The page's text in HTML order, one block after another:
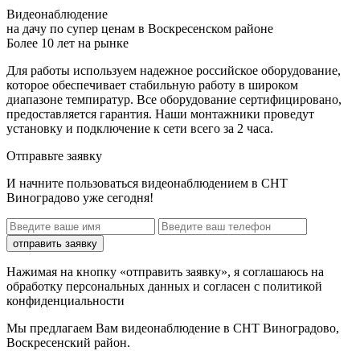
Видеонаблюдение
на дачу по супер ценам в Воскресенском районе
Более 10 лет на рынке
Для работы используем надежное российское оборудование,
которое обеспечивает стабильную работу в широком
диапазоне темпиратур. Все оборудование сертифицировано,
предоставляется гарантия. Наши монтажники проведут
установку и подключение к сети всего за 2 часа.
Отправьте заявку
И начните пользоваться видеонаблюдением в СНТ
Виноградово уже сегодня!
отправить заявку
Нажимая на кнопку «отправить заявку», я соглашаюсь на
обработку персональных данных и согласен с политикой
конфиденциальности
Мы предлагаем Вам видеонаблюдение в СНТ Виноградово,
Воскресенский район.